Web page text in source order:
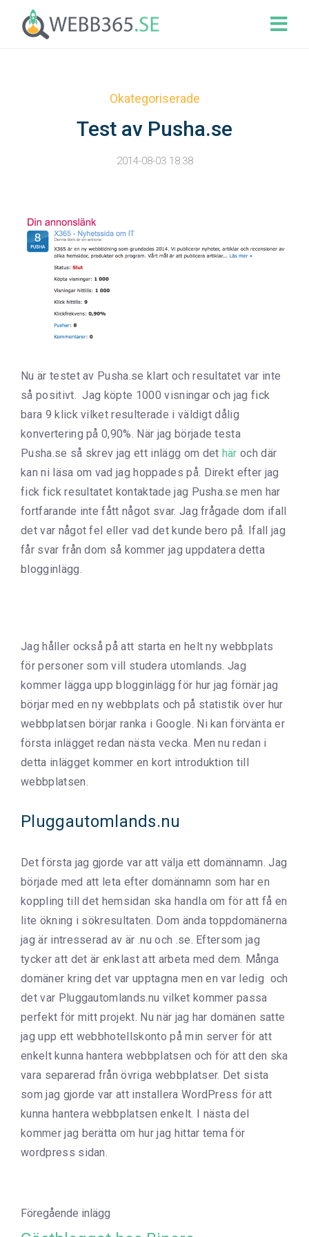
Okategoriserade
Test av Pusha.se
2014-08-03 18:38
Nu är testet av Pusha.se klart och resultatet var inte
så positivt. Jag köpte 1000 visningar och jag fick
bara 9 klick vilket resulterade i väldigt dålig
konvertering på 0,90%. När jag började testa
Pusha.se så skrev jag ett inlägg om det här och där
kan ni läsa om vad jag hoppades på. Direkt efter jag
fick fick resultatet kontaktade jag Pusha.se men har
fortfarande inte fått något svar. Jag frågade dom ifall
det var något fel eller vad det kunde bero på. Ifall jag
får svar från dom så kommer jag uppdatera detta
blogginlägg.
Jag håller också på att starta en helt ny webbplats
för personer som vill studera utomlands. Jag
kommer lägga upp blogginlägg för hur jag förnär jag
börjar med en ny webbplats och på statistik över hur
webbplatsen börjar ranka i Google. Ni kan förvänta er
första inlägget redan nästa vecka. Men nu redan i
detta inlägget kommer en kort introduktion till
webbplatsen.
Pluggautomlands.nu
Det första jag gjorde var att välja ett domännamn. Jag
började med att leta efter domännamn som har en
koppling till det hemsidan ska handla om för att få en
lite ökning i sökresultaten. Dom ända toppdomänerna
jag är intresserad av är .nu och .se. Eftersom jag
tycker att det är enklast att arbeta med dem. Många
domäner kring det var upptagna men en var ledig och
det var Pluggautomlands.nu vilket kommer passa
perfekt för mitt projekt. Nu när jag har domänen satte
jag upp ett webbhotellskonto på min server för att
enkelt kunna hantera webbplatsen och för att den ska
vara separerad från övriga webbplatser. Det sista
som jag gjorde var att installera WordPress för att
kunna hantera webbplatsen enkelt. I nästa del
kommer jag berätta om hur jag hittar tema för
wordpress sidan.
Föregående inlägg